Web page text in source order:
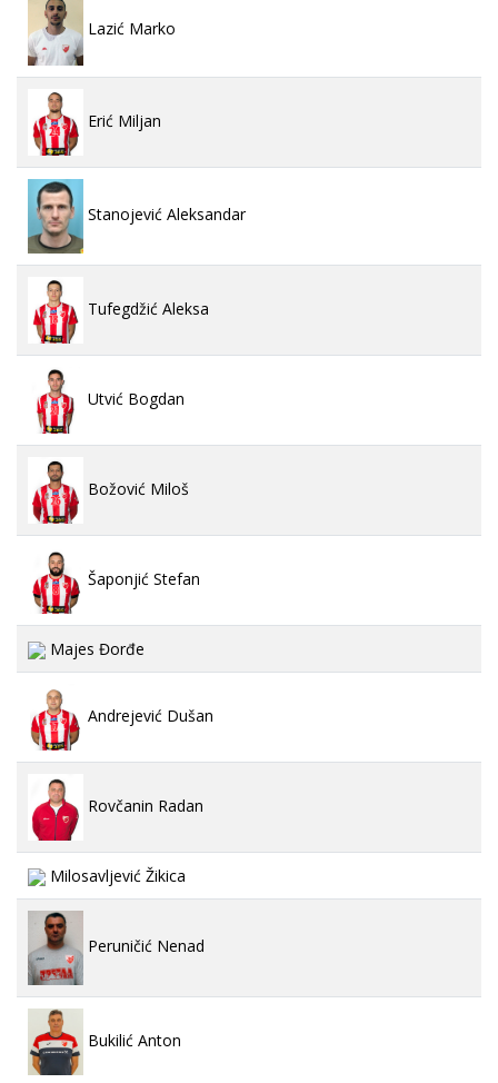
Lazić Marko
Erić Miljan
Stanojević Aleksandar
Tufegdžić Aleksa
Utvić Bogdan
Božović Miloš
Šaponjić Stefan
Majes Đorđe
Andrejević Dušan
Rovčanin Radan
Milosavljević Žikica
Peruničić Nenad
Bukilić Anton